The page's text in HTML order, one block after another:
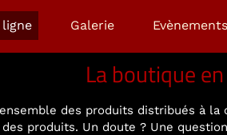
Galerie Evènements
La boutique
des produits distribués à
produits. Un doute ? Une